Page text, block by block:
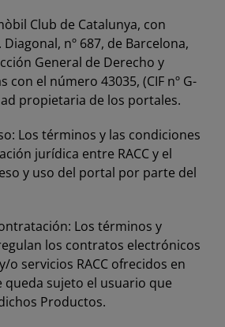
Club de Catalunya, con
nº 687, de Barcelona,
General de Derecho y
con el número 43035, (CIF nº G-
propietaria de los portales.
Los términos y las condiciones
jurídica entre RACC y el
y uso del portal por parte del
Los términos y
los contratos electrónicos
o servicios RACC ofrecidos en
queda sujeto el usuario que
Productos.